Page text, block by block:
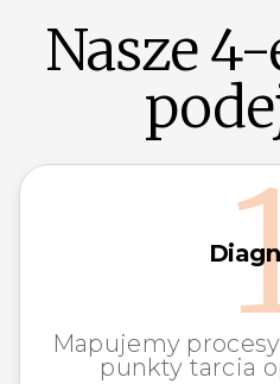
Nasze
Mapujemy
punkty tarcia